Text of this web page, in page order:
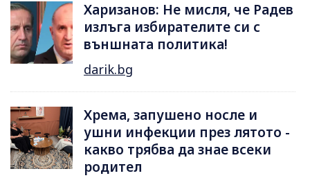
Харизанов: Не мисля, че Радев
излъга избирателите си с
външната политика!
darik.bg
Хрема, запушено носле и
ушни инфекции през лятотo -
какво трябва да знае всеки
родител